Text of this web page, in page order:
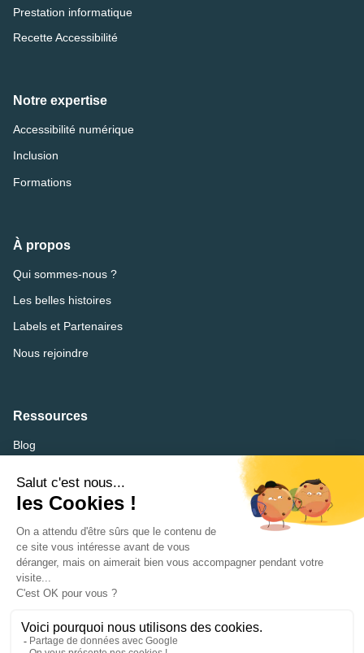
Prestation informatique
Recette Accessibilité
Notre expertise
Accessibilité numérique
Inclusion
Formations
À propos
Qui sommes-nous ?
Les belles histoires
Labels et Partenaires
Nous rejoindre
Ressources
Blog
Lexique
Mentions légales
Accessibilité : partiellement conforme